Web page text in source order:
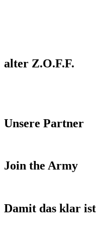
alter Z.O.F.F.
Unsere Partner
Join the Army
Damit das klar ist